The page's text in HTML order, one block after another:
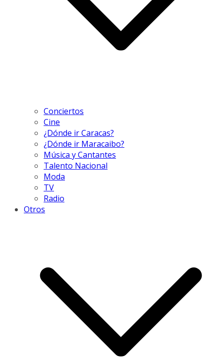
Conciertos
Cine
¿Dónde ir Caracas?
¿Dónde ir Maracaibo?
Música y Cantantes
Talento Nacional
Moda
TV
Radio
Otros